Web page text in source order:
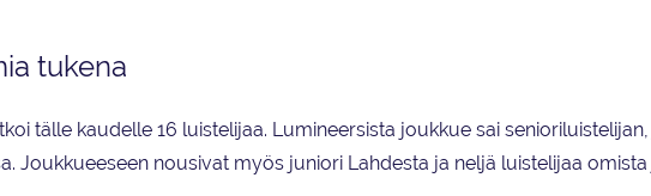
tukena
tälle kaudelle 16 luistelijaa. Lumineersista joukkue sai
Joukkueeseen nousivat myös juniori Lahdesta ja neljä luistelijaa omista